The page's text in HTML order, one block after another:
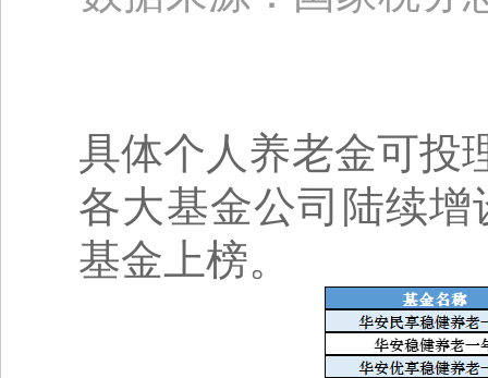
具体个人养老金可投
各大基金公司陆续
基金上榜。